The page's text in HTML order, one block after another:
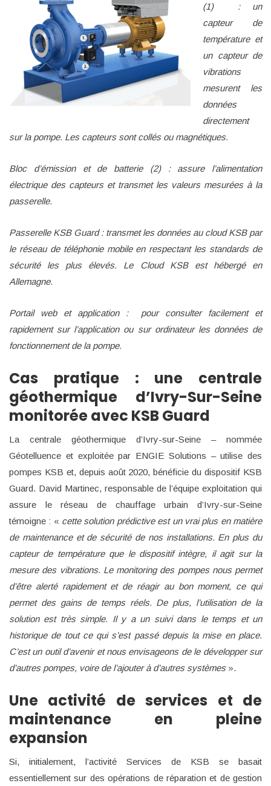
(1) : un
capteur de
température et
un capteur de
vibrations
mesurent les
données
directement
sur la pompe. Les capteurs sont collés ou magnétiques.
Bloc d’émission et de batterie (2) : assure l’alimentation
électrique des capteurs et transmet les valeurs mesurées à la
passerelle.
Passerelle KSB Guard : transmet les données au cloud KSB par
le réseau de téléphonie mobile en respectant les standards de
sécurité les plus élevés. Le Cloud KSB est hébergé en
Allemagne.
Portail web et application : pour consulter facilement et
rapidement sur l’application ou sur ordinateur les données de
fonctionnement de la pompe.
Cas pratique : une centrale
géothermique d’Ivry-Sur-Seine
monitorée avec KSB Guard
La centrale géothermique d’Ivry-sur-Seine – nommée
Géotelluence et exploitée par ENGIE Solutions – utilise des
pompes KSB et, depuis août 2020, bénéficie du dispositif KSB
Guard. David Martinec, responsable de l’équipe exploitation qui
assure le réseau de chauffage urbain d’Ivry-sur-Seine
témoigne : « cette solution prédictive est un vrai plus en matière
de maintenance et de sécurité de nos installations. En plus du
capteur de température que le dispositif intègre, il agit sur la
mesure des vibrations. Le monitoring des pompes nous permet
d’être alerté rapidement et de réagir au bon moment, ce qui
permet des gains de temps réels. De plus, l’utilisation de la
solution est très simple. Il y a un suivi dans le temps et un
historique de tout ce qui s’est passé depuis la mise en place.
C’est un outil d’avenir et nous envisageons de le développer sur
d’autres pompes, voire de l’ajouter à d’autres systèmes».
Une activité de services et de
maintenance en pleine
expansion
Si, initialement, l’activité Services de KSB se basait
essentiellement sur des opérations de réparation et de gestion